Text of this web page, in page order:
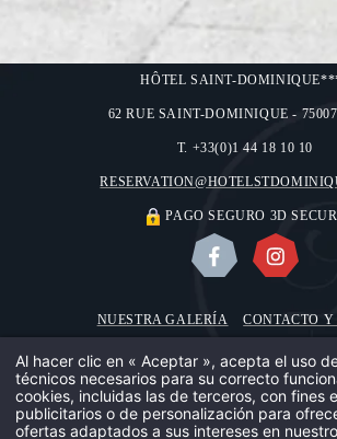
HÔTEL SAINT-
62 RUE SAINT-DOMINIQUE -
T. +33(0)1 44 18 10 10
PAGO SEGURO 3D
NUESTRA GALERÍA CONTACTO Y
INFORMACIÓN LEGAL USO DE
©2018 HÔTEL SAINT-
DISEÑO PORMMCRÉATION
Al hacer clic en « Aceptar », acepta el uso
técnicos necesarios para su correcto
cookies, incluidas las de terceros, con fines
publicitarios o de personalización para
ofertas adaptados a sus intereses en